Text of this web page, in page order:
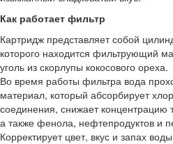
Как работает фильтр
Картридж представляет собой
которого находится фильтрующий
уголь из скорлупы кокосового ореха.
Во время работы фильтра вода
материал, который абсорбирует
соединения, снижает концентрацию
а также фенола, нефтепродуктов и
Корректирует цвет, вкус и запах